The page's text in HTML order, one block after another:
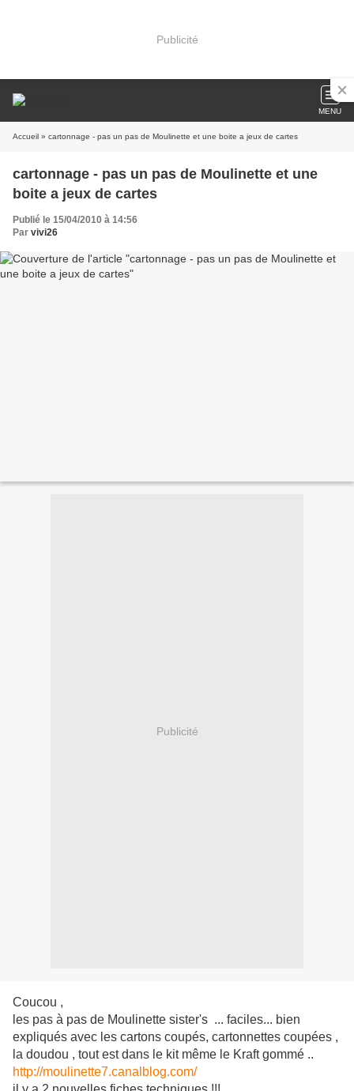
Publicité
MENU
Accueil » cartonnage - pas un pas de Moulinette et une boite a jeux de cartes
cartonnage - pas un pas de Moulinette et une
boite a jeux de cartes
Publié le 15/04/2010 à 14:56
Par vivi26
Publicité
Coucou ,
les pas à pas de Moulinette sister's ... faciles... bien
expliqués avec les cartons coupés, cartonnettes coupées ,
la doudou , tout est dans le kit même le Kraft gommé ..
http://moulinette7.canalblog.com/